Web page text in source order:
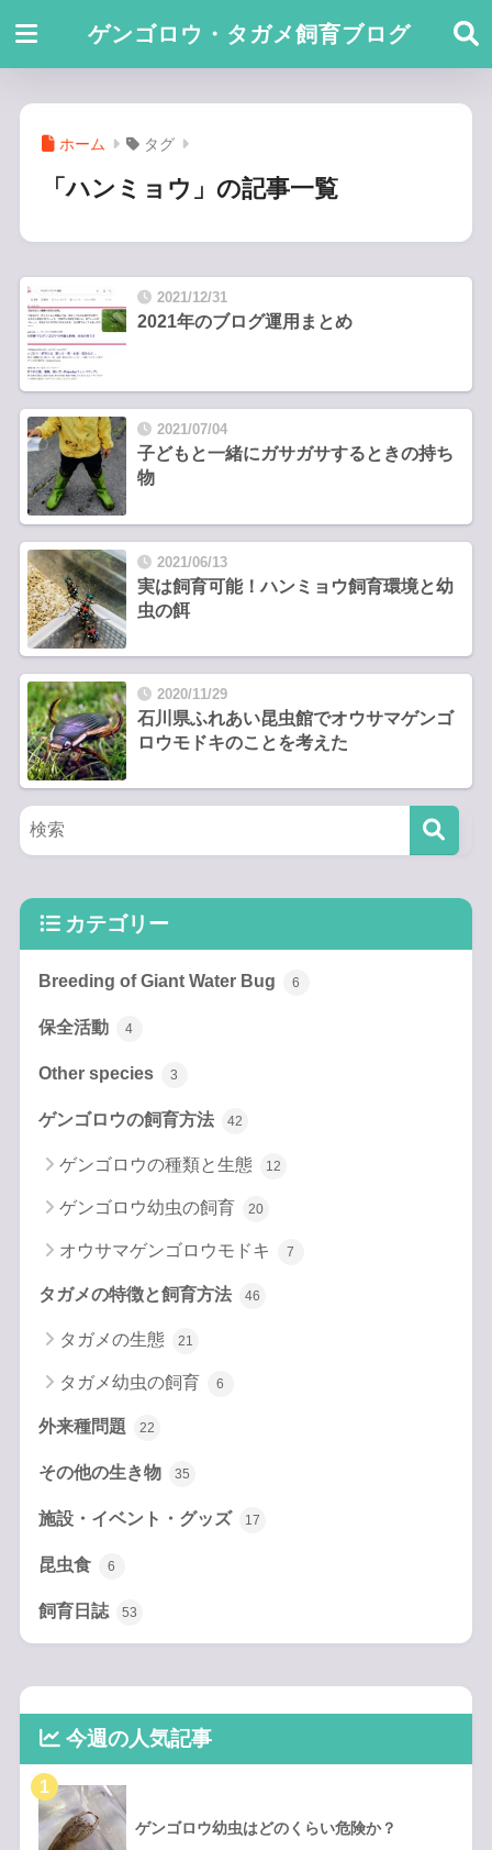
ゲンゴロウ・タガメ飼育ブログ
ホーム タグ
「ハンミョウ」の記事一覧
2021/12/31
2021年のブログ運用まとめ
2021/07/04
子どもと一緒にガサガサするときの持ち
物
2021/06/13
実は飼育可能！ハンミョウ飼育環境と幼
虫の餌
2020/11/29
石川県ふれあい昆虫館でオウサマゲンゴ
ロウモドキのことを考えた
カテゴリー
Breeding of Giant Water Bug 6
保全活動 4
Other species 3
ゲンゴロウの飼育方法 42
ゲンゴロウの種類と生態 12
ゲンゴロウ幼虫の飼育 20
オウサマゲンゴロウモドキ 7
タガメの特徴と飼育方法 46
タガメの生態 21
タガメ幼虫の飼育 6
外来種問題 22
その他の生き物 35
施設・イベント・グッズ 17
昆虫食 6
飼育日誌 53
今週の人気記事
ゲンゴロウ幼虫はどのくらい危険か？